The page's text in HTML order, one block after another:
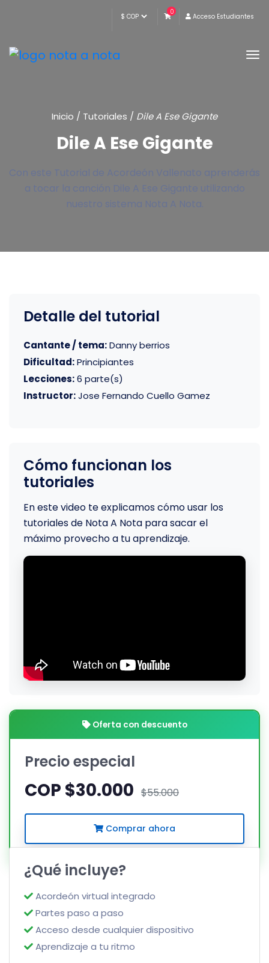
0
Acceso Estudiantes
Inicio / Tutoriales / Dile A Ese Gigante
Dile A Ese Gigante
Con este Tutorial de Acordeón Vallenato aprenderás
a tocar la canción Dile A Ese Gigante utilizando
nuestro sistema Nota A Nota.
Detalle del tutorial
Cantante / tema:Danny berrios
Dificultad:Principiantes
Lecciones:6 parte(s)
Instructor:Jose Fernando Cuello Gamez
Cómo funcionan los
tutoriales
En este video te explicamos cómo usar los
tutoriales de Nota A Nota para sacar el
máximo provecho a tu aprendizaje.
Oferta con descuento
Precio especial
COP $30.000 $55.000
Comprar ahora
¿Qué incluye?
Acordeón virtual integrado
Partes paso a paso
Acceso desde cualquier dispositivo
Aprendizaje a tu ritmo